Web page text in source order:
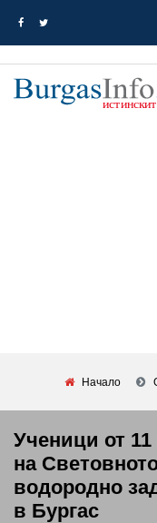
Начало
Ученици от 11
на
водородно
в Бургас